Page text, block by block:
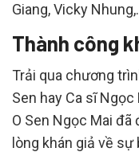
Giang, Vicky
Thành công
Trải qua chương
Sen hay Ca sĩ
O Sen Ngọc Mai
lòng khán giả về